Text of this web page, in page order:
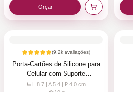
Orçar
(9.2k avaliações)
Porta-Cartões de Silicone para
Celular com Suporte
Personalizado
L 8.7 | A 5.4 | P 4.0 cm